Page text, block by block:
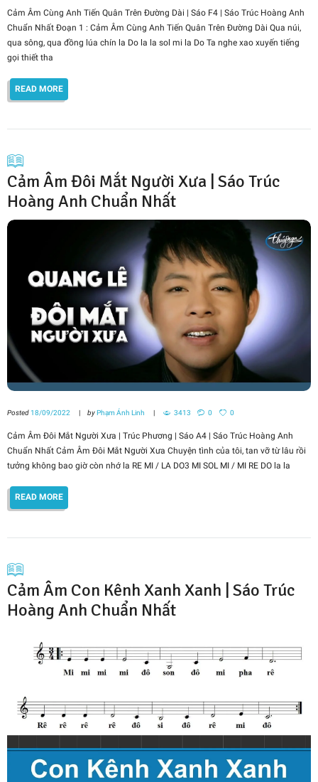
Cảm Âm Cùng Anh Tiến Quân Trên Đường Dài | Sáo F4 | Sáo Trúc Hoàng Anh
Chuẩn Nhất Đoạn 1 : Cảm Âm Cùng Anh Tiến Quân Trên Đường Dài Qua núi,
qua sông, qua đồng lúa chín la Do la la sol mi la Do Ta nghe xao xuyến tiếng
gọi thiết tha
READ MORE
Cảm Âm Đôi Mắt Người Xưa | Sáo Trúc
Hoàng Anh Chuẩn Nhất
Posted 18/09/2022 byPhạm Ánh Linh 3413 0 0
Cảm Âm Đôi Mắt Người Xưa | Trúc Phương | Sáo A4 | Sáo Trúc Hoàng Anh
Chuẩn Nhất Cảm Âm Đôi Mắt Người Xưa Chuyện tình của tôi, tan vỡ từ lâu rồi
tưởng không bao giờ còn nhớ la RE MI / LA DO3 MI SOL MI / MI RE DO la la
READ MORE
Cảm Âm Con Kênh Xanh Xanh | Sáo Trúc
Hoàng Anh Chuẩn Nhất